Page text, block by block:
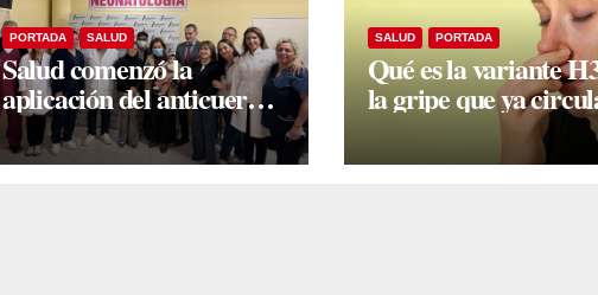
PORTADA SALUD
Salud comenzó la
aplicación del anticuerpo
Nirsevimab para prevenir
la bronquiolitis en bebés
SALUD PORTADA
Qué es la variante
la gripe que ya
Argentina